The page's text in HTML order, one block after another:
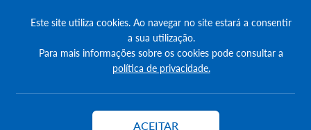
© Copyright 2023 | CASACERTA. All rights reserved
Este site utiliza cookies. Ao navegar no site estará a consentir
a sua utilização.
Para mais informações sobre os cookies pode consultar a
política de privacidade.
ACEITAR